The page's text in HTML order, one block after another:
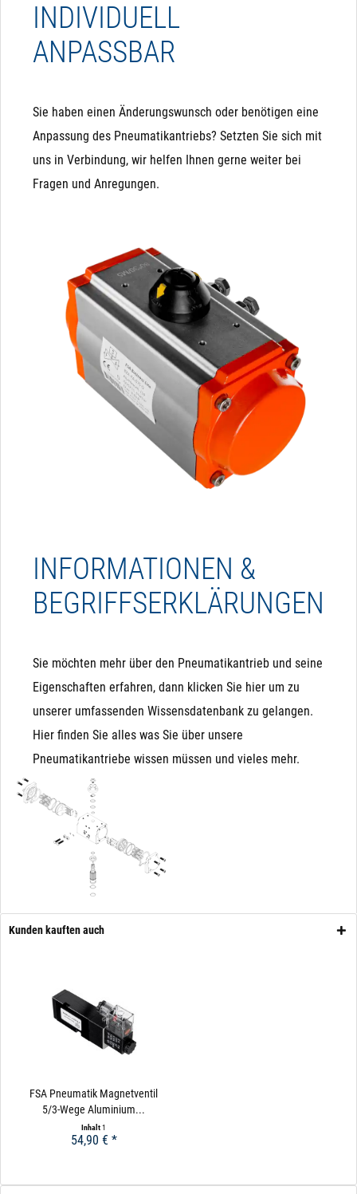
INDIVIDUELL
ANPASSBAR
Sie haben einen Änderungswunsch oder benötigen eine
Anpassung des Pneumatikantriebs? Setzten Sie sich mit
uns in Verbindung, wir helfen Ihnen gerne weiter bei
Fragen und Anregungen.
INFORMATIONEN &
BEGRIFFSERKLÄRUNGEN
Sie möchten mehr über den Pneumatikantrieb und seine
Eigenschaften erfahren, dann klicken Sie hier um zu
unserer umfassenden Wissensdatenbank zu gelangen.
Hier finden Sie alles was Sie über unsere
Pneumatikantriebe wissen müssen und vieles mehr.
Kunden kauften auch
FSA Pneumatik Magnetventil
5/3-Wege Aluminium...
Inhalt1
54,90 € *